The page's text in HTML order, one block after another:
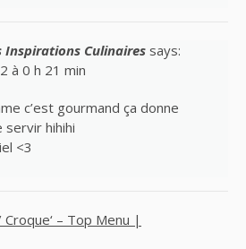
Inspirations Culinaires says:
à 0 h 21 min
c’est gourmand ça donne
servir hihihi
<3
– Top Menu |